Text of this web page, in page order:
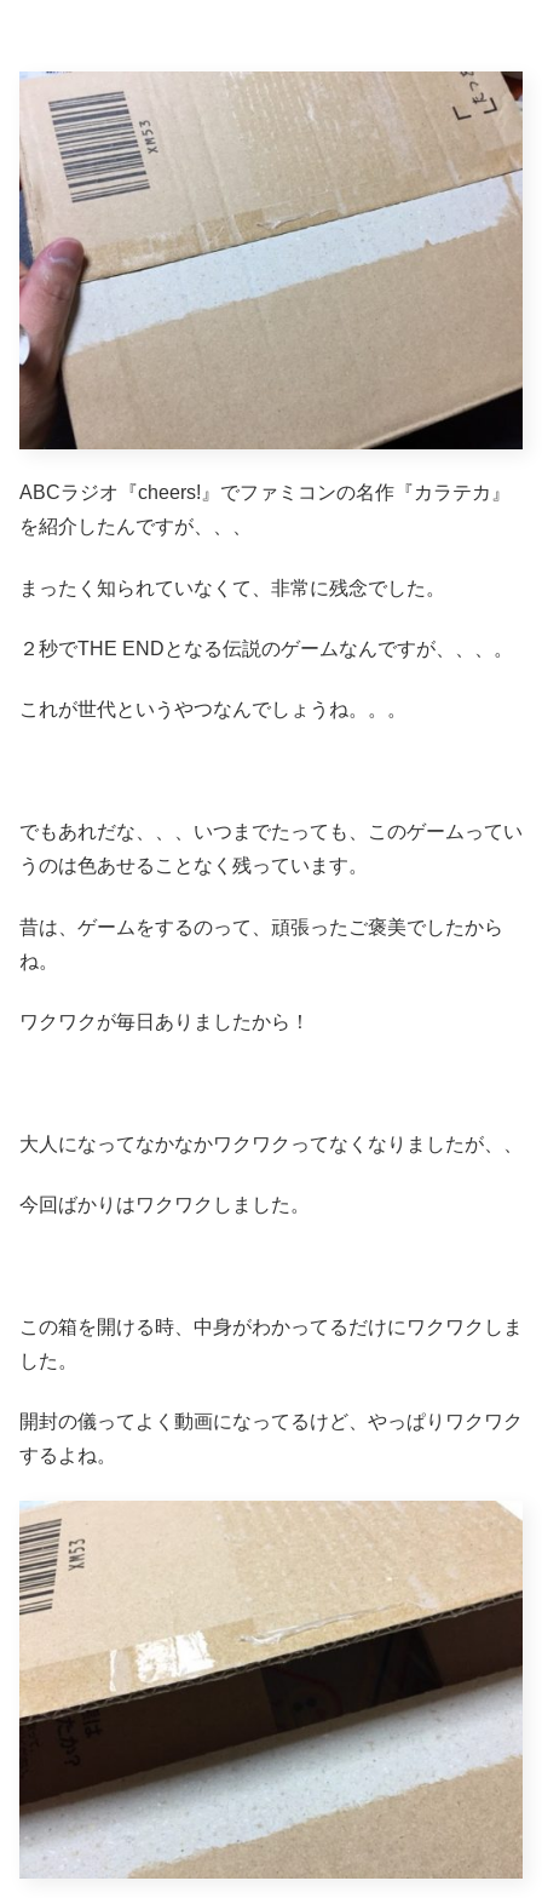
ABCラジオ『cheers!』でファミコンの名作『カラテカ』
を紹介したんですが、、、
まったく知られていなくて、非常に残念でした。
２秒でTHE ENDとなる伝説のゲームなんですが、、、。
これが世代というやつなんでしょうね。。。
でもあれだな、、、いつまでたっても、このゲームってい
うのは色あせることなく残っています。
昔は、ゲームをするのって、頑張ったご褒美でしたから
ね。
ワクワクが毎日ありましたから！
大人になってなかなかワクワクってなくなりましたが、、
今回ばかりはワクワクしました。
この箱を開ける時、中身がわかってるだけにワクワクしま
した。
開封の儀ってよく動画になってるけど、やっぱりワクワク
するよね。